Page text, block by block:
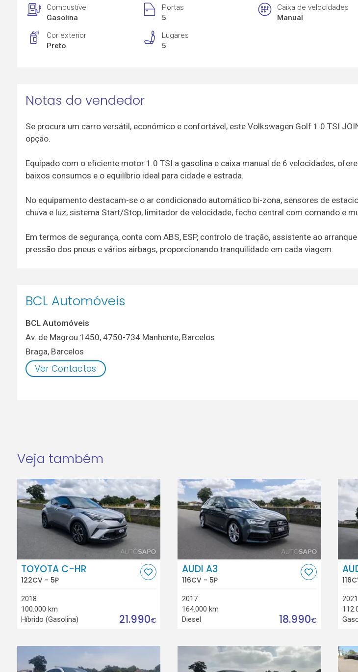
Combustível
Gasolina
Portas
5
Caixa de velocidades
Manual
Cor exterior
Preto
Lugares
5
Notas do vendedor
Se procura um carro versátil, económico e confortável, este Volkswagen Golf 1.0 TSI
opção.
Equipado com o eficiente motor 1.0 TSI a gasolina e caixa manual de 6 velocidades,
baixos consumos e o equilíbrio ideal para cidade e estrada.
No equipamento destacam-se o ar condicionado automático bi-zona, sensores de
chuva e luz, sistema Start/Stop, limitador de velocidade, fecho central com comando e
Em termos de segurança, conta com ABS, ESP, controlo de tração, assistente ao
pressão dos pneus e vários airbags, proporcionando tranquilidade em cada viagem.
BCL Automóveis
BCL Automóveis
Av. de Magrou 1450, 4750-734 Manhente, Barcelos
Braga, Barcelos
Ver Contactos
Veja também
TOYOTA C-HR
122CV - 5P
2018
100.000 km
Híbrido (Gasolina)
21.990€
AUDI A3
116CV - 5P
2017
164.000 km
Diesel
18.990€
2021